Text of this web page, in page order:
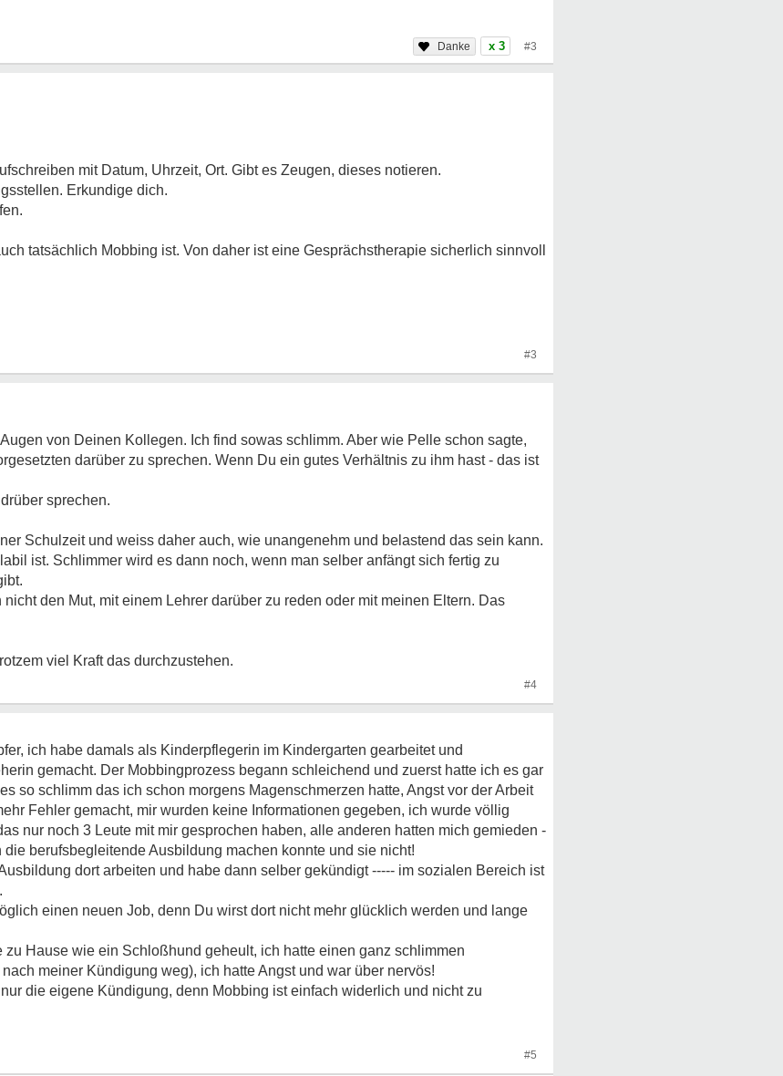
x 3 #3
mit Datum, Uhrzeit, Ort. Gibt es Zeugen, dieses notieren.
Erkundige dich.
tatsächlich Mobbing ist. Von daher ist eine Gesprächstherapie sicherlich sinnvoll
#3
von Deinen Kollegen. Ich find sowas schlimm. Aber wie Pelle schon sagte,
darüber zu sprechen. Wenn Du ein gutes Verhältnis zu ihm hast - das ist
sprechen.
Schulzeit und weiss daher auch, wie unangenehm und belastend das sein kann.
ist. Schlimmer wird es dann noch, wenn man selber anfängt sich fertig zu
den Mut, mit einem Lehrer darüber zu reden oder mit meinen Eltern. Das
viel Kraft das durchzustehen.
#4
ich habe damals als Kinderpflegerin im Kindergarten gearbeitet und
gemacht. Der Mobbingprozess begann schleichend und zuerst hatte ich es gar
so schlimm das ich schon morgens Magenschmerzen hatte, Angst vor der Arbeit
Fehler gemacht, mir wurden keine Informationen gegeben, ich wurde völlig
nur noch 3 Leute mit mir gesprochen haben, alle anderen hatten mich gemieden -
berufsbegleitende Ausbildung machen konnte und sie nicht!
dort arbeiten und habe dann selber gekündigt ----- im sozialen Bereich ist
einen neuen Job, denn Du wirst dort nicht mehr glücklich werden und lange
zu Hause wie ein Schloßhund geheult, ich hatte einen ganz schlimmen
meiner Kündigung weg), ich hatte Angst und war über nervös!
die eigene Kündigung, denn Mobbing ist einfach widerlich und nicht zu
#5